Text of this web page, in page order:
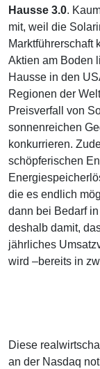
Hausse 3.0.
mit, weil die
Marktführerschaft
Aktien am Boden
Hausse in den
Regionen der
Preisverfall von
sonnenreichen
konkurrieren.
schöpferischen
die es endlich
dann bei Bedarf
deshalb damit,
jährliches
wird –bereits in
Diese
an der Nasdaq